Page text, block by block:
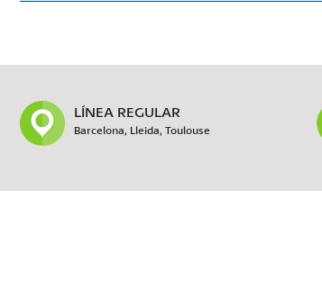
LÍNEA REGULAR
Barcelona, Lleida, Toulouse